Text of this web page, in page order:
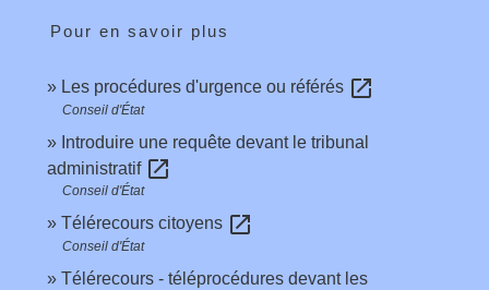
Pour en savoir plus
Les procédures d'urgence ou référés open_in_new
Conseil d'État
Introduire une requête devant le tribunal
administratif open_in_new
Conseil d'État
Télérecours citoyens open_in_new
Conseil d'État
Télérecours - téléprocédures devant les